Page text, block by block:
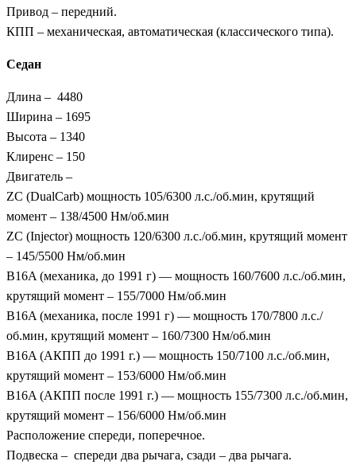
Привод – передний.
КПП – механическая, автоматическая (классического типа).
Седан
Длина – 4480
Ширина – 1695
Высота – 1340
Клиренс – 150
Двигатель –
ZC (DualCarb) мощность 105/6300 л.с./об.мин, крутящий
момент – 138/4500 Нм/об.мин
ZC (Injector) мощность 120/6300 л.с./об.мин, крутящий момент
– 145/5500 Нм/об.мин
B16A (механика, до 1991 г) — мощность 160/7600 л.с./об.мин,
крутящий момент – 155/7000 Нм/об.мин
B16A (механика, после 1991 г) — мощность 170/7800 л.с./
об.мин, крутящий момент – 160/7300 Нм/об.мин
B16A (АКПП до 1991 г.) — мощность 150/7100 л.с./об.мин,
крутящий момент – 153/6000 Нм/об.мин
B16A (АКПП после 1991 г.) — мощность 155/7300 л.с./об.мин,
крутящий момент – 156/6000 Нм/об.мин
Расположение спереди, поперечное.
Подвеска – спереди два рычага, сзади – два рычага.